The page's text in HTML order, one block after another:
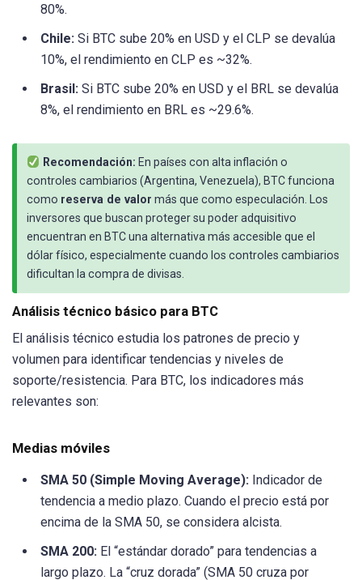
80%.
Chile: Si BTC sube 20% en USD y el CLP se devalúa
10%, el rendimiento en CLP es ~32%.
Brasil: Si BTC sube 20% en USD y el BRL se devalúa
8%, el rendimiento en BRL es ~29.6%.
Recomendación: En países con alta inflación o
controles cambiarios (Argentina, Venezuela), BTC funciona
como reserva de valor más que como especulación. Los
inversores que buscan proteger su poder adquisitivo
encuentran en BTC una alternativa más accesible que el
dólar físico, especialmente cuando los controles cambiarios
dificultan la compra de divisas.
Análisis técnico básico para BTC
El análisis técnico estudia los patrones de precio y
volumen para identificar tendencias y niveles de
soporte/resistencia. Para BTC, los indicadores más
relevantes son:
Medias móviles
SMA 50 (Simple Moving Average): Indicador de
tendencia a medio plazo. Cuando el precio está por
encima de la SMA 50, se considera alcista.
SMA 200: El “estándar dorado” para tendencias a
largo plazo. La “cruz dorada” (SMA 50 cruza por